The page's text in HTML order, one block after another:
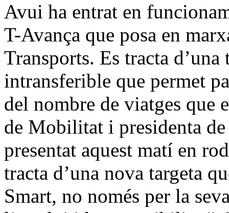
Avui ha entrat en
T-Avança que posa en
Transports. Es tracta
intransferible que permet
del nombre de viatges que
de Mobilitat i presidenta
presentat aquest matí en
tracta d’una nova targeta
Smart, no només per la